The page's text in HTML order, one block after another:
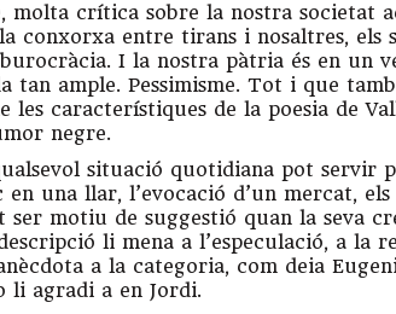
molta crítica sobre la nostra societat
conxorxa entre tirans i nosaltres, els
I la nostra pàtria és en un
tan ample. Pessimisme. Tot i que
les característiques de la poesia de
negre.
situació quotidiana pot servir
en una llar, l’evocació d’un mercat,
ser motiu de suggestió quan la seva
li mena a l’especulació, a la
a la categoria, com deia
li agradi a en Jordi.